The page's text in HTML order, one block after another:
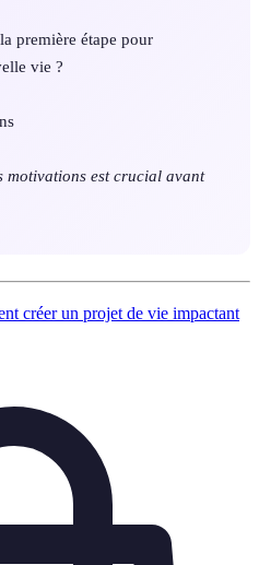
première étape pour
vie ?
est crucial avant
créer un projet de vie impactant